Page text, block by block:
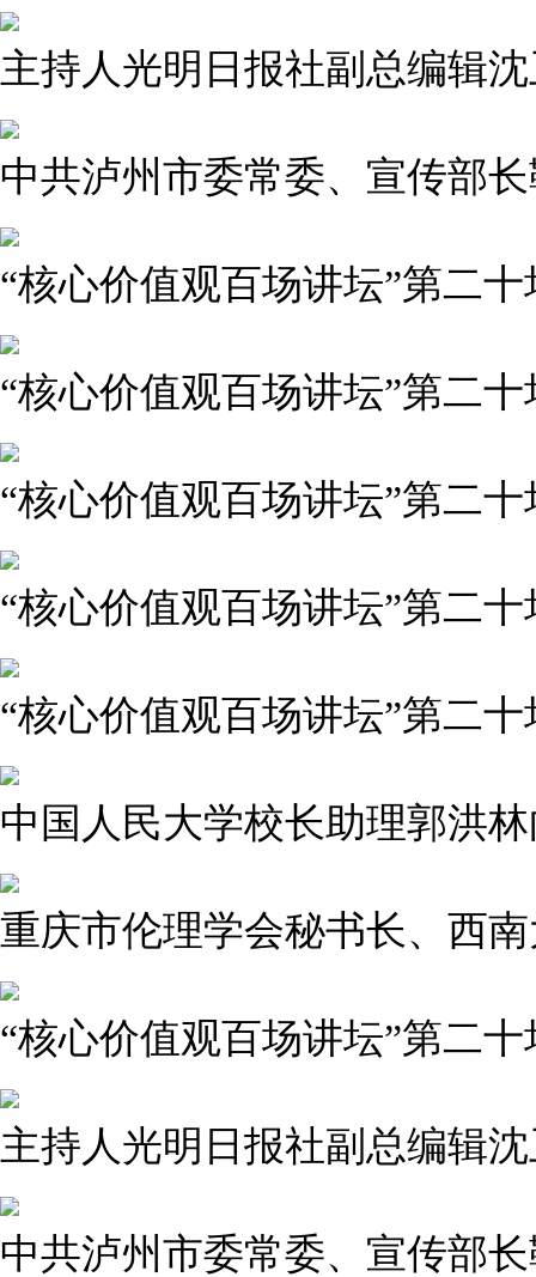
主持人光明日报社副总编辑
中共泸州市委常委、宣传部
“核心价值观百场讲坛”第二
“核心价值观百场讲坛”第二
“核心价值观百场讲坛”第二
“核心价值观百场讲坛”第二
“核心价值观百场讲坛”第二
中国人民大学校长助理郭洪
重庆市伦理学会秘书长、西
“核心价值观百场讲坛”第二
主持人光明日报社副总编辑
中共泸州市委常委、宣传部